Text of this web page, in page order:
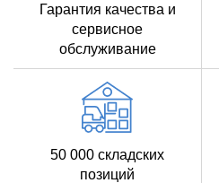
Гарантия качества и
сервисное
обслуживание
50 000 складских
позиций